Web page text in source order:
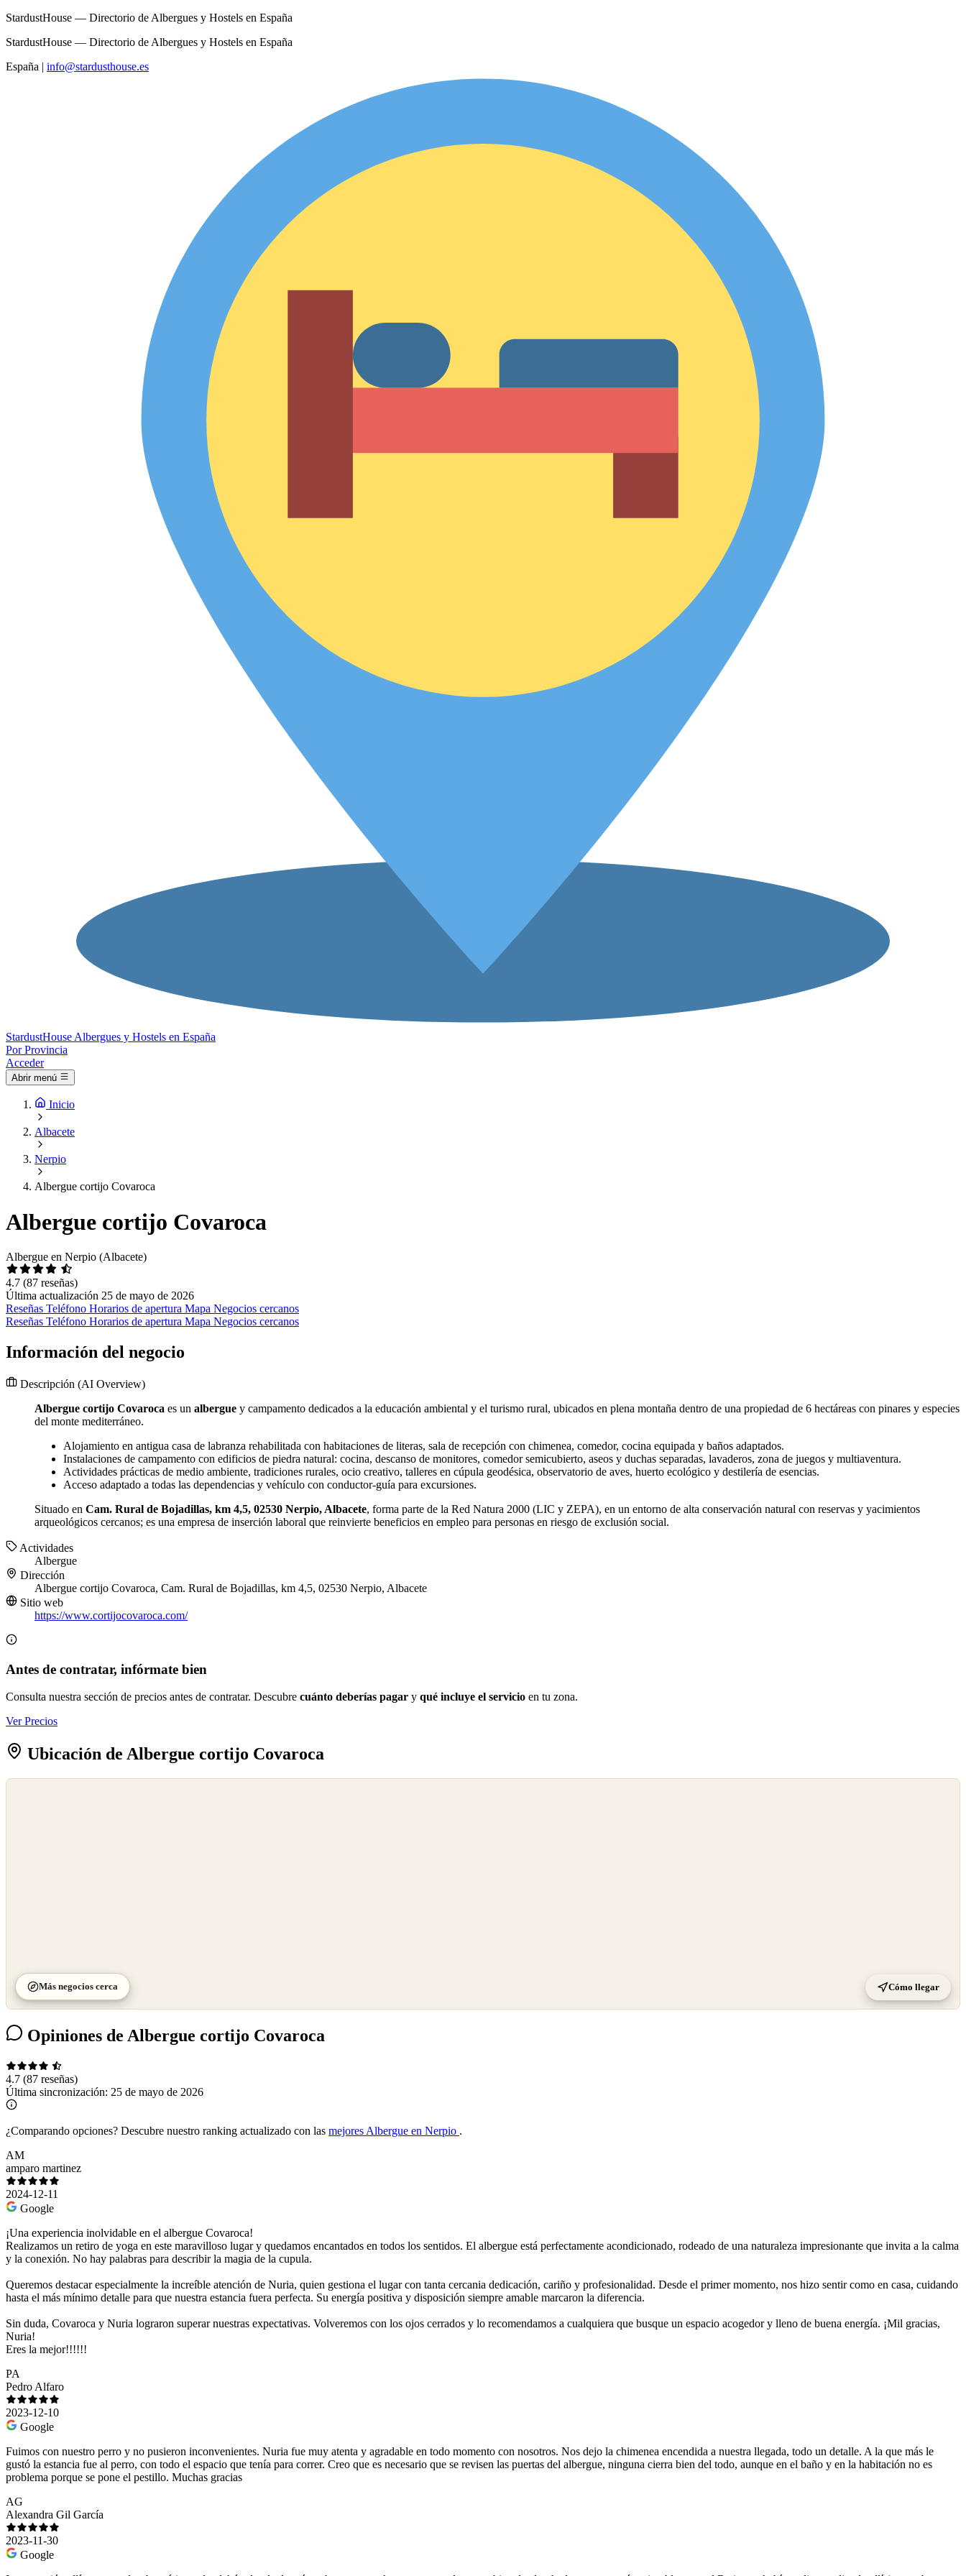
StardustHouse — Directorio de Albergues y Hostels en España
StardustHouse — Directorio de Albergues y Hostels en España
España | info@stardusthouse.es
StardustHouse Albergues y Hostels en España
Por Provincia
Acceder
Abrir menú
Inicio
Albacete
Nerpio
Albergue cortijo Covaroca
Albergue cortijo Covaroca
Albergue en Nerpio (Albacete)
4.7 (87 reseñas)
Última actualización 25 de mayo de 2026
Reseñas Teléfono Horarios de apertura Mapa Negocios cercanos
Reseñas Teléfono Horarios de apertura Mapa Negocios cercanos
Información del negocio
Descripción (AI Overview)
Albergue cortijo Covaroca es un albergue y campamento dedicados a la educación ambiental y el turismo rural, ubicados en plena montaña dentro de una propiedad de 6 hectáreas con pinares y especies
del monte mediterráneo.
Alojamiento en antigua casa de labranza rehabilitada con habitaciones de literas, sala de recepción con chimenea, comedor, cocina equipada y baños adaptados.
Instalaciones de campamento con edificios de piedra natural: cocina, descanso de monitores, comedor semicubierto, aseos y duchas separadas, lavaderos, zona de juegos y multiaventura.
Actividades prácticas de medio ambiente, tradiciones rurales, ocio creativo, talleres en cúpula geodésica, observatorio de aves, huerto ecológico y destilería de esencias.
Acceso adaptado a todas las dependencias y vehículo con conductor-guía para excursiones.
Situado en Cam. Rural de Bojadillas, km 4,5, 02530 Nerpio, Albacete, forma parte de la Red Natura 2000 (LIC y ZEPA), en un entorno de alta conservación natural con reservas y yacimientos
arqueológicos cercanos; es una empresa de inserción laboral que reinvierte beneficios en empleo para personas en riesgo de exclusión social.
Actividades
Albergue
Dirección
Albergue cortijo Covaroca, Cam. Rural de Bojadillas, km 4,5, 02530 Nerpio, Albacete
Sitio web
https://www.cortijocovaroca.com/
Antes de contratar, infórmate bien
Consulta nuestra sección de precios antes de contratar. Descubre cuánto deberías pagar y qué incluye el servicio en tu zona.
Ver Precios
Ubicación de Albergue cortijo Covaroca
Más negocios cerca Cómo llegar
Opiniones de Albergue cortijo Covaroca
4.7 (87 reseñas)
Última sincronización: 25 de mayo de 2026
¿Comparando opciones? Descubre nuestro ranking actualizado con las mejores Albergue en Nerpio .
AM
amparo martinez
2024-12-11
Google
¡Una experiencia inolvidable en el albergue Covaroca!
Realizamos un retiro de yoga en este maravilloso lugar y quedamos encantados en todos los sentidos. El albergue está perfectamente acondicionado, rodeado de una naturaleza impresionante que invita a la calma
y la conexión. No hay palabras para describir la magia de la cupula.
Queremos destacar especialmente la increíble atención de Nuria, quien gestiona el lugar con tanta cercania dedicación, cariño y profesionalidad. Desde el primer momento, nos hizo sentir como en casa, cuidando
hasta el más mínimo detalle para que nuestra estancia fuera perfecta. Su energía positiva y disposición siempre amable marcaron la diferencia.
Sin duda, Covaroca y Nuria lograron superar nuestras expectativas. Volveremos con los ojos cerrados y lo recomendamos a cualquiera que busque un espacio acogedor y lleno de buena energía. ¡Mil gracias,
Nuria!
Eres la mejor!!!!!!
PA
Pedro Alfaro
2023-12-10
Google
Fuimos con nuestro perro y no pusieron inconvenientes. Nuria fue muy atenta y agradable en todo momento con nosotros. Nos dejo la chimenea encendida a nuestra llegada, todo un detalle. A la que más le
gustó la estancia fue al perro, con todo el espacio que tenía para correr. Creo que es necesario que se revisen las puertas del albergue, ninguna cierra bien del todo, aunque en el baño y en la habitación no es
problema porque se pone el pestillo. Muchas gracias
AG
Alexandra Gil García
2023-11-30
Google